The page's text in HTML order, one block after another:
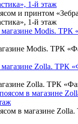
и принтом
1-й этаж
Modis. ТРК
Zolla. ТРК
в магазине